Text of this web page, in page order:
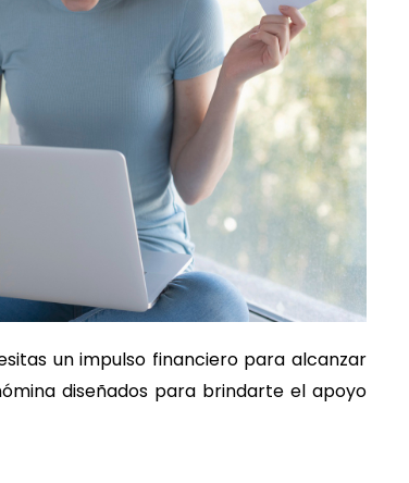
un impulso financiero para alcanzar
diseñados para brindarte el apoyo